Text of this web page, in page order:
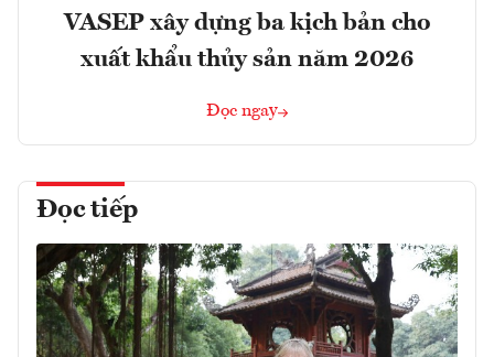
VASEP xây dựng ba kịch bản cho
xuất khẩu thủy sản năm 2026
Đọc ngay
Đọc tiếp